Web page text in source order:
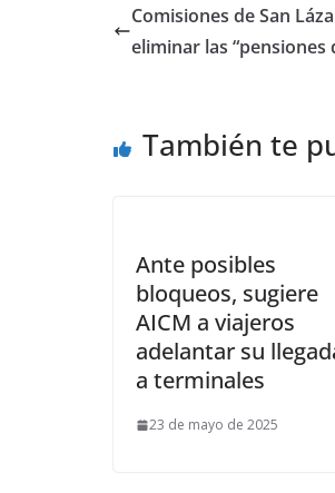
Comisiones de San
eliminar las “pensiones
También te
Ante posibles
bloqueos, sugiere
AICM a viajeros
adelantar su
a terminales
23 de mayo de 2025